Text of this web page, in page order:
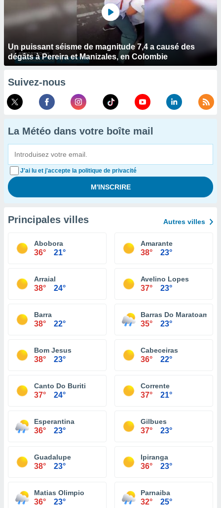
Un puissant séisme de magnitude 7,4 a causé des
dégâts à Pereira et Manizales, en Colombie
Suivez-nous
La Météo dans votre boîte mail
J'ai lu et j'accepte la politique de privacité
Principales villes Autres villes
Abobora
36° 21°
Amarante
38° 23°
Arraial
38° 24°
Avelino Lopes
37° 23°
Barra
38° 22°
Barras Do Maratoam
35° 23°
Bom Jesus
38° 23°
Cabeceiras
36° 22°
Canto Do Buriti
37° 24°
Corrente
37° 21°
Esperantina
36° 23°
Gilbues
37° 23°
Guadalupe
38° 23°
Ipiranga
36° 23°
Matias Olimpio
36° 23°
Parnaiba
32° 25°